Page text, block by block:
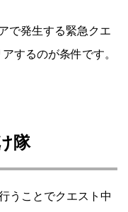
で発生する緊急クエ
するのが条件です。
隊
うことでクエスト中